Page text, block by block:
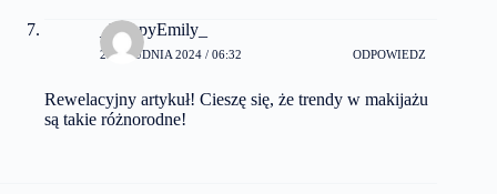
_HappyEmily_
25 GRUDNIA 2024 / 06:32 ODPOWIEDZ
Rewelacyjny artykuł! Cieszę się, że trendy w makijażu
są takie różnorodne!